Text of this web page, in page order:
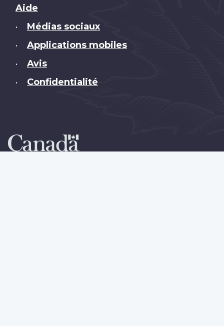
Brand
Aide
• Médias sociaux
• Applications mobiles
• Avis
• Confidentialité